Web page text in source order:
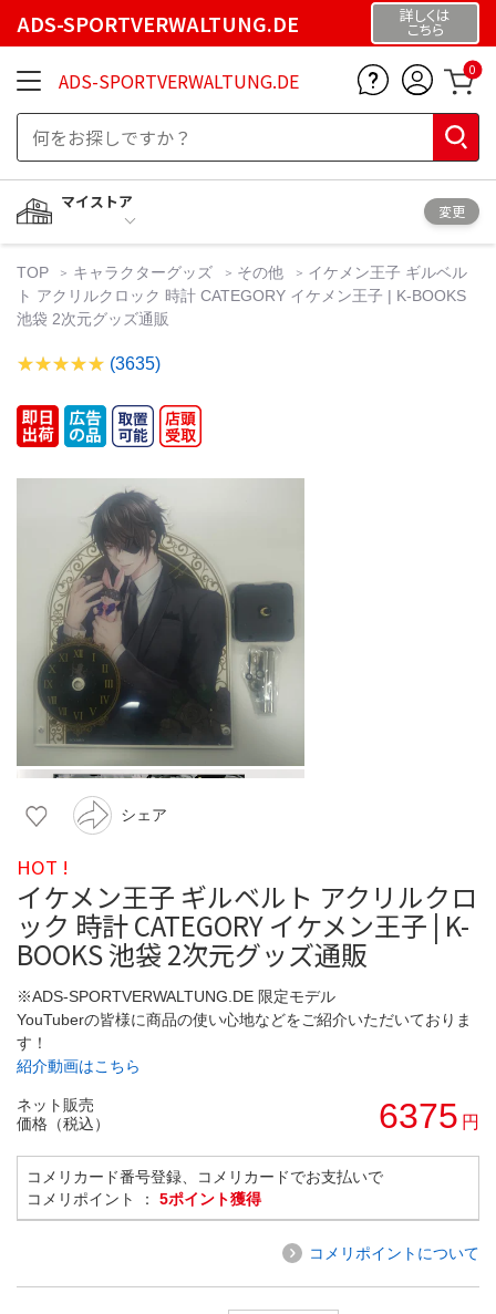
ADS-SPORTVERWALTUNG.DE 詳しくは
こちら
ADS-SPORTVERWALTUNG.DE 0
マイストア
変更
TOP キャラクターグッズ その他
イケメン王子 ギルベル
ト アクリルクロック 時計 CATEGORY イケメン王子 | K-BOOKS
池袋 2次元グッズ通販
(3635)
シェア
HOT !
イケメン王子 ギルベルト アクリルクロ
ック 時計 CATEGORY イケメン王子 | K-
BOOKS 池袋 2次元グッズ通販
※ADS-SPORTVERWALTUNG.DE 限定モデル
YouTuberの皆様に商品の使い心地などをご紹介いただいておりま
す！
紹介動画はこちら
ネット販売
価格（税込）
6375 円
コメリカード番号登録、コメリカードでお支払いで
コメリポイント ： 5ポイント獲得
コメリポイントについて